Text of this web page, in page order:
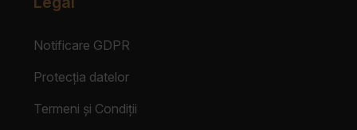
Notificare GDPR
Protecția datelor
Termeni și Condiții